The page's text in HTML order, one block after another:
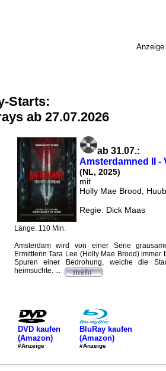
Starts:
ab 27.07.2026
ab 31.07.:
Amsterdamned II -
(NL, 2025)
mit
Holly Mae Brood,
Regie: Dick Maas
Länge: 110 Min.
Amsterdam wird von einer Serie
Ermittlerin Tara Lee (Holly Mae Brood)
Spuren einer Bedrohung, welche die
heimsuchte. ...
DVD kaufen
(Amazon)
#Anzeige
BluRay kaufen
(Amazon)
#Anzeige
Anzeige